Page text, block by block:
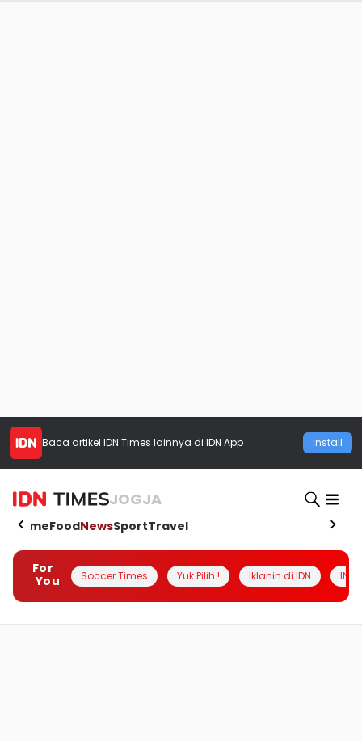
Baca artikel IDN Times lainnya di IDN App Install
JOGJA
HomeFoodNewsSportTravel
For
You
Soccer Times Yuk Pilih ! Iklanin di IDN